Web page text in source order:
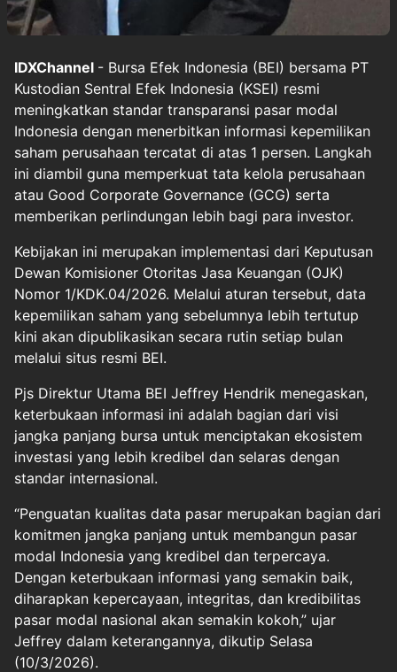
IDXChannel - Bursa Efek Indonesia (BEI) bersama PT
Kustodian Sentral Efek Indonesia (KSEI) resmi
meningkatkan standar transparansi pasar modal
Indonesia dengan menerbitkan informasi kepemilikan
saham perusahaan tercatat di atas 1 persen. Langkah
ini diambil guna memperkuat tata kelola perusahaan
atau Good Corporate Governance (GCG) serta
memberikan perlindungan lebih bagi para investor.
Kebijakan ini merupakan implementasi dari Keputusan
Dewan Komisioner Otoritas Jasa Keuangan (OJK)
Nomor 1/KDK.04/2026. Melalui aturan tersebut, data
kepemilikan saham yang sebelumnya lebih tertutup
kini akan dipublikasikan secara rutin setiap bulan
melalui situs resmi BEI.
Pjs Direktur Utama BEI Jeffrey Hendrik menegaskan,
keterbukaan informasi ini adalah bagian dari visi
jangka panjang bursa untuk menciptakan ekosistem
investasi yang lebih kredibel dan selaras dengan
standar internasional.
“Penguatan kualitas data pasar merupakan bagian dari
komitmen jangka panjang untuk membangun pasar
modal Indonesia yang kredibel dan terpercaya.
Dengan keterbukaan informasi yang semakin baik,
diharapkan kepercayaan, integritas, dan kredibilitas
pasar modal nasional akan semakin kokoh,” ujar
Jeffrey dalam keterangannya, dikutip Selasa
(10/3/2026).